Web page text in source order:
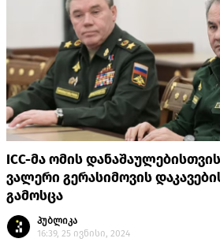
ICC-მა ომის
ვალერი გერასიმოვის
გამოსცა
პუბლიკა
16:39, 25 ივნისი, 2024